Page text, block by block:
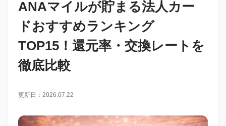
ANAマイルが貯まる法人カー
ドおすすめランキング
TOP15！還元率・交換レートを
徹底比較
更新日：2026.07.22